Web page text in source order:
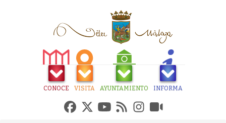
CONOCE VISITA AYUNTAMIENTO INFORMA